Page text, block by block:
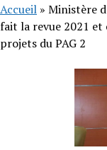
Accueil » Ministère
fait la revue 2021
projets du PAG 2